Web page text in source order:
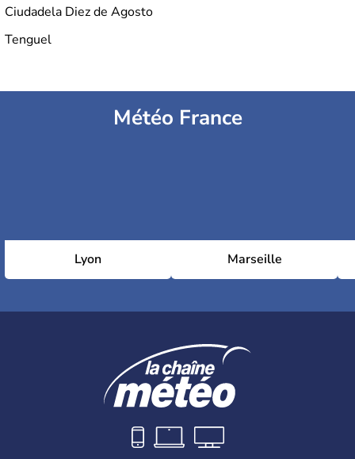
Ciudadela Diez de Agosto
Tenguel
Météo France
Lyon Marseille